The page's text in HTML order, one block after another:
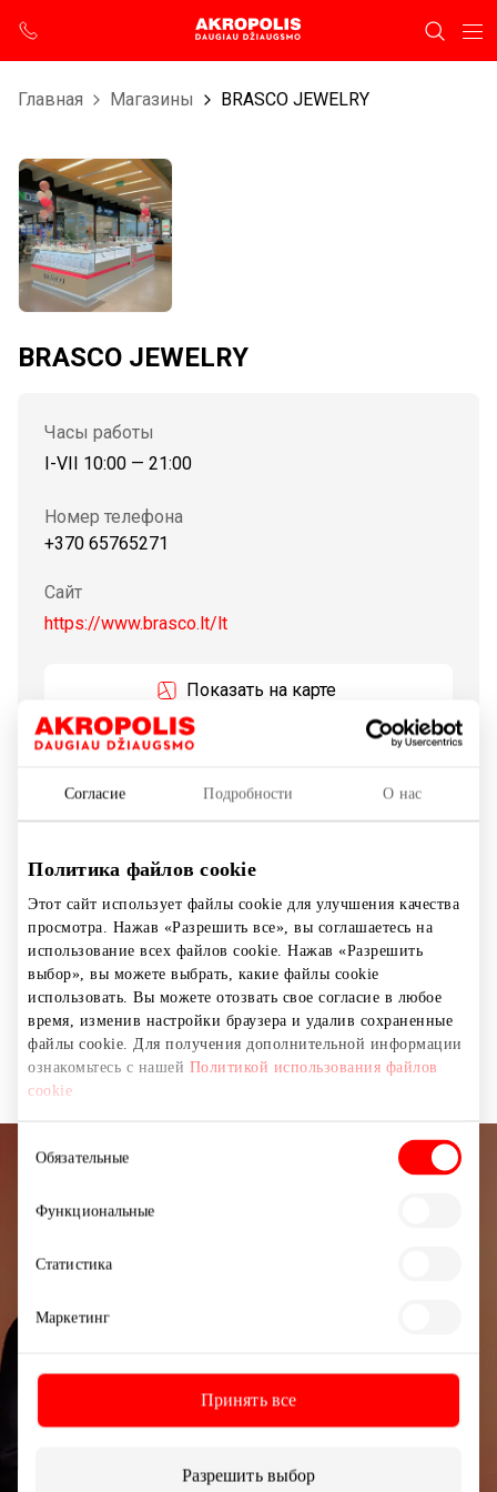
Согласие Подробности О нас
Политика файлов cookie
Этот сайт использует файлы cookie для улучшения качества
просмотра. Нажав «Разрешить все», вы соглашаетесь на
использование всех файлов cookie. Нажав «Разрешить
выбор», вы можете выбрать, какие файлы cookie
использовать. Вы можете отозвать свое согласие в любое
время, изменив настройки браузера и удалив сохраненные
файлы cookie. Для получения дополнительной информации
ознакомьтесь с нашей Политикой использования файлов
cookie
согласия
Обязательные
Функциональные
Статистика
Маркетинг
Принять все
Разрешить выбор
Главная Магазины BRASCO JEWELRY
BRASCO JEWELRY
Часы работы
I-VII 10:00 — 21:00
Номер телефона
+370 65765271
Сайт
https://www.brasco.lt/lt
Показать на карте
роскошных, эксклюзивного дизайна золотых и
серебряных украшений. Также можете найти и
камнями, которыми вы разнообразите свою
ювелирную коллекцию.
Ювелирные украшения и аксессуары Магазины
Ювелирные украшения и аксессуары
Подписывайтесь на рассылку
Узнайте первыми о лучших предложениях,